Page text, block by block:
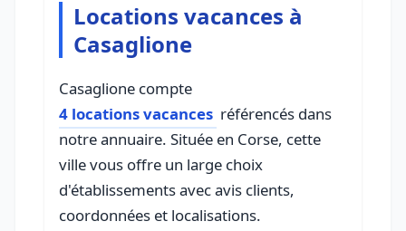
Locations vacances à
Casaglione
Casaglione compte
4 locations vacances référencés dans
notre annuaire. Située en Corse, cette
ville vous offre un large choix
d'établissements avec avis clients,
coordonnées et localisations.